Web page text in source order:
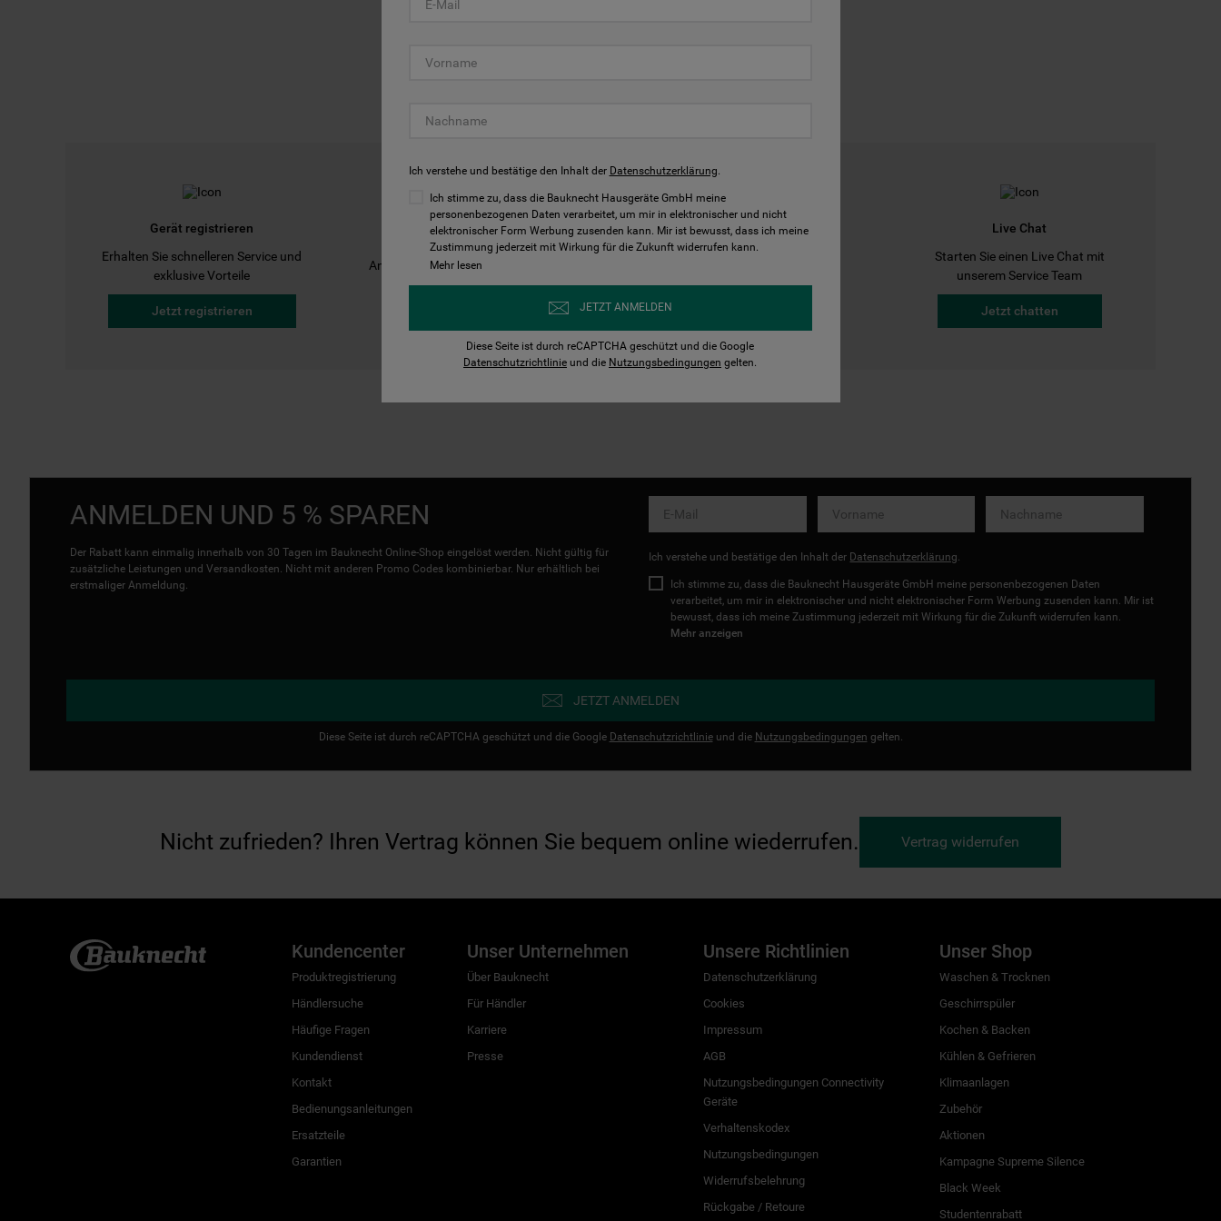
Gerät registrieren
Erhalten Sie schnelleren Service und
exklusive Vorteile
Jetzt registrieren
Bedienungsanleitungen
Anleitungen finden und herunterladen
Kontakt
Live Chat
Starten Sie einen Live Chat mit
unserem Service Team
Jetzt chatten
ANMELDEN UND 5 % SPAREN
Der Rabatt kann einmalig innerhalb von 30 Tagen im Bauknecht Online-Shop eingelöst werden. Nicht gültig für
zusätzliche Leistungen und Versandkosten. Nicht mit anderen Promo Codes kombinierbar. Nur erhältlich bei
erstmaliger Anmeldung.
Ich verstehe und bestätige den Inhalt der Datenschutzerklärung
Ich stimme zu, dass die Bauknecht Hausgeräte GmbH meine personenbezogenen Daten
verarbeitet, um mir in elektronischer und nicht elektronischer Form Werbung zusenden kann. Mir ist
bewusst, dass ich meine Zustimmung jederzeit mit Wirkung für die Zukunft widerrufen kann.
Mehr anzeigen
JETZT ANMELDEN
Diese Seite ist durch reCAPTCHA geschützt und die Google Datenschutzrichtlinieund die Nutzungsbedingungen gelten.
Nicht zufrieden? Ihren Vertrag können Sie bequem online wiederrufen. Vertrag widerrufen
Kundencenter
Produktregistrierung
Händlersuche
Häufige Fragen
Kundendienst
Kontakt
Bedienungsanleitungen
Ersatzteile
Garantien
Unser Unternehmen
Über Bauknecht
Für Händler
Karriere
Presse
Unsere Richtlinien
Datenschutzerklärung
Cookies
Impressum
AGB
Nutzungsbedingungen Connectivity
Geräte
Verhaltenskodex
Nutzungsbedingungen
Widerrufsbelehrung
Rückgabe / Retoure
Unser Shop
Waschen & Trocknen
Geschirrspüler
Kochen & Backen
Kühlen & Gefrieren
Klimaanlagen
Zubehör
Aktionen
Kampagne Supreme Silence
Black Week
Studentenrabatt
Ich verstehe und bestätige den Inhalt der Datenschutzerklärung.
Ich stimme zu, dass die Bauknecht Hausgeräte GmbH meine
personenbezogenen Daten verarbeitet, um mir in elektronischer und nicht
elektronischer Form Werbung zusenden kann. Mir ist bewusst, dass ich meine
Zustimmung jederzeit mit Wirkung für die Zukunft widerrufen kann.
Mehr lesen
JETZT ANMELDEN
Diese Seite ist durch reCAPTCHA geschützt und die Google
Datenschutzrichtlinie und die Nutzungsbedingungen gelten.